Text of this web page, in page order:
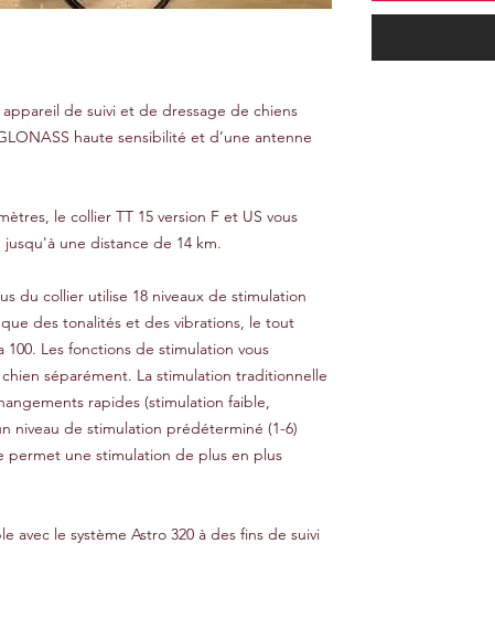
de suivi et de dressage de chiens
haute sensibilité et d’une antenne
le collier TT 15 version F et US vous
une distance de 14 km.
du collier utilise 18 niveaux de stimulation
des tonalités et des vibrations, le tout
Les fonctions de stimulation vous
séparément. La stimulation traditionnelle
rapides (stimulation faible,
niveau de stimulation prédéterminé (1-6)
permet une stimulation de plus en plus
avec le système Astro 320 à des fins de suivi